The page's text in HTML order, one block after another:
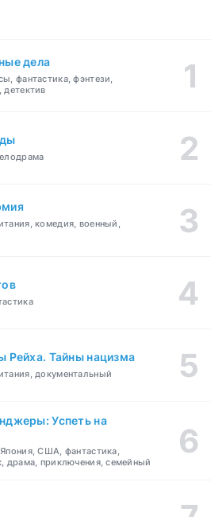
дела
фантастика, фэнтези,
комедия, военный,
Рейха. Тайны нацизма
документальный
Успеть на
США, фантастика,
драма, приключения, семейный